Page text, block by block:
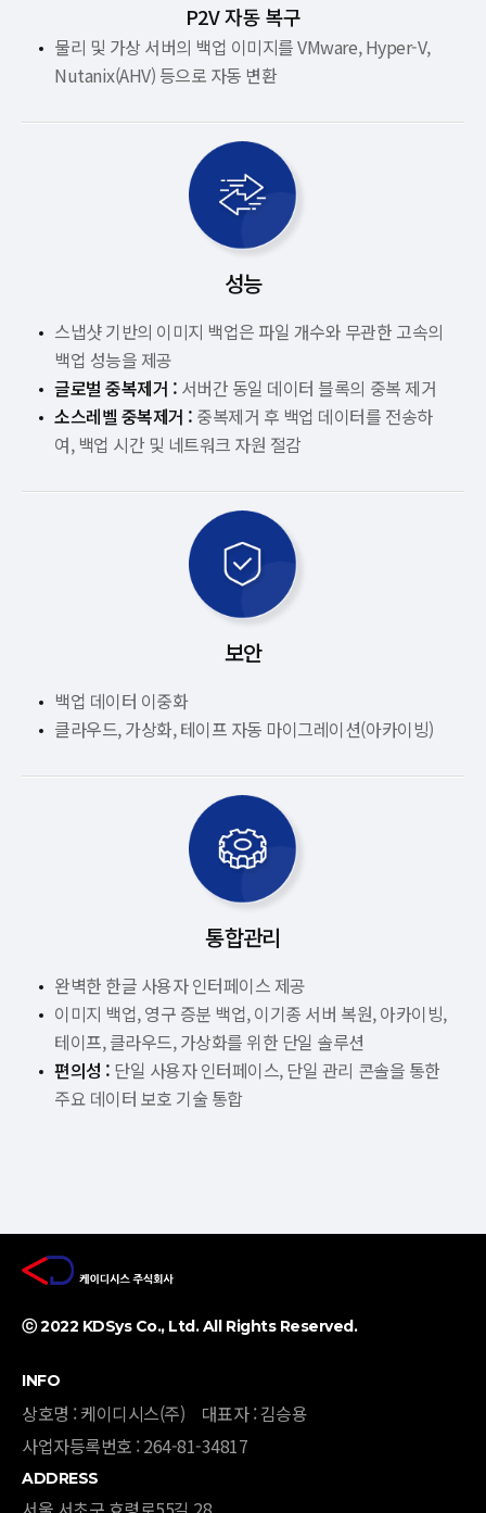
P2V 자동 복구
물리 및 가상 서버의 백업 이미지를 VMware, Hyper-V,
Nutanix(AHV) 등으로 자동 변환
성능
스냅샷 기반의 이미지 백업은 파일 개수와 무관한 고속의
백업 성능을 제공
글로벌 중복제거 : 서버간 동일 데이터 블록의 중복 제거
소스레벨 중복제거 : 중복제거 후 백업 데이터를 전송하
여, 백업 시간 및 네트워크 자원 절감
보안
백업 데이터 이중화
클라우드, 가상화, 테이프 자동 마이그레이션(아카이빙)
통합관리
완벽한 한글 사용자 인터페이스 제공
이미지 백업, 영구 증분 백업, 이기종 서버 복원, 아카이빙,
테이프, 클라우드, 가상화를 위한 단일 솔루션
편의성 : 단일 사용자 인터페이스, 단일 관리 콘솔을 통한
주요 데이터 보호 기술 통합
ⓒ 2022 KDSys Co., Ltd. All Rights Reserved. ​
INFO
상호명 : 케이디시스(주)
대표자 : 김승용
사업자등록번호 : 264-81-34817
ADDRESS